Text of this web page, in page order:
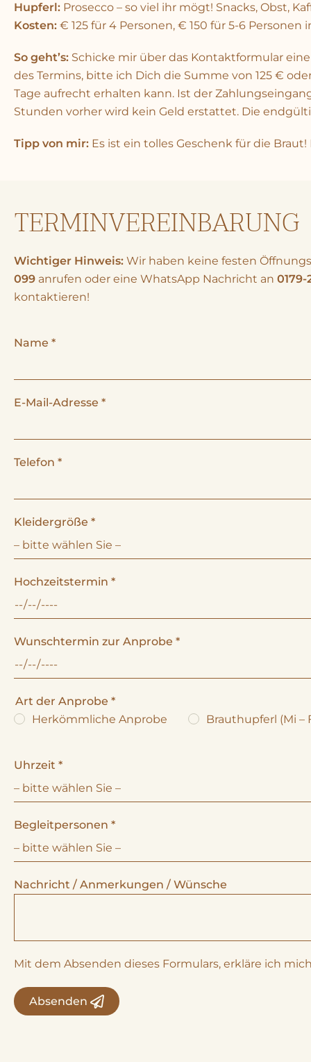
Hupferl: Prosecco – so viel ihr mögt! Snacks, Obst,
Kosten: € 125 für 4 Personen, € 150 für 5-6
So geht’s: Schicke mir über das Kontaktformular
des Termins, bitte ich Dich die Summe von 125 €
Tage aufrecht erhalten kann. Ist der
Stunden vorher wird kein Geld erstattet. Die
Tipp von mir: Es ist ein tolles Geschenk für die
TERMINVEREINBARUNG
Wichtiger Hinweis: Wir haben keine festen
099 anrufen oder eine WhatsApp Nachricht an
kontaktieren!
Name *
E-Mail-Adresse *
Telefon *
Kleidergröße *
Hochzeitstermin *
Wunschtermin zur Anprobe *
Art der Anprobe *
Herkömmliche Anprobe
Brauthupferl (Mi –
Uhrzeit *
Begleitpersonen *
Nachricht / Anmerkungen / Wünsche
Mit dem Absenden dieses Formulars, erkläre ich
Absenden